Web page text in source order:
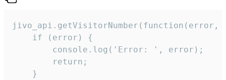
jivo_api.getVisitorNumber(function(error,
    if (error) {
        console.log('Error: ', error);
        return;
    }